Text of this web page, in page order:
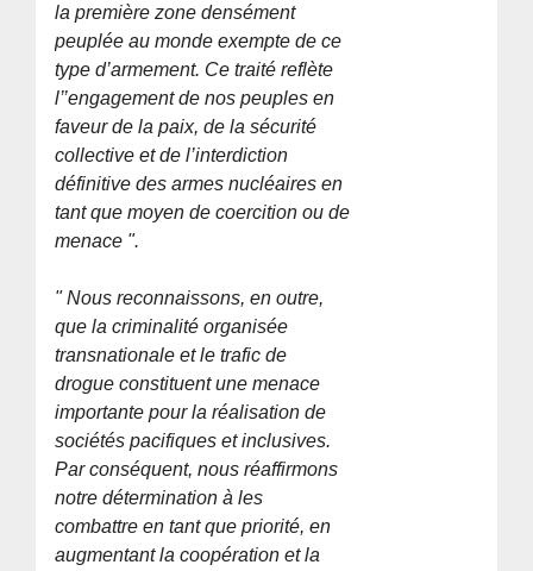
la première zone densément
peuplée au monde exempte de ce
type d’armement. Ce traité reflète
l’’engagement de nos peuples en
faveur de la paix, de la sécurité
collective et de l’interdiction
définitive des armes nucléaires en
tant que moyen de coercition ou de
menace ".
" Nous reconnaissons, en outre,
que la criminalité organisée
transnationale et le trafic de
drogue constituent une menace
importante pour la réalisation de
sociétés pacifiques et inclusives.
Par conséquent, nous réaffirmons
notre détermination à les
combattre en tant que priorité, en
augmentant la coopération et la